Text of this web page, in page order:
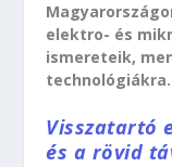
elektro- és
ismereteik,
technológiákra.
Visszatartó
és a rövid